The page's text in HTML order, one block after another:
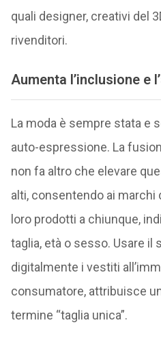
quali designer, creativi del
rivenditori.
Aumenta l’inclusione e
La moda è sempre stata e
auto-espressione. La
non fa altro che elevare
alti, consentendo ai marchi
loro prodotti a chiunque,
taglia, età o sesso. Usare il
digitalmente i vestiti
consumatore, attribuisce
termine “taglia unica”.